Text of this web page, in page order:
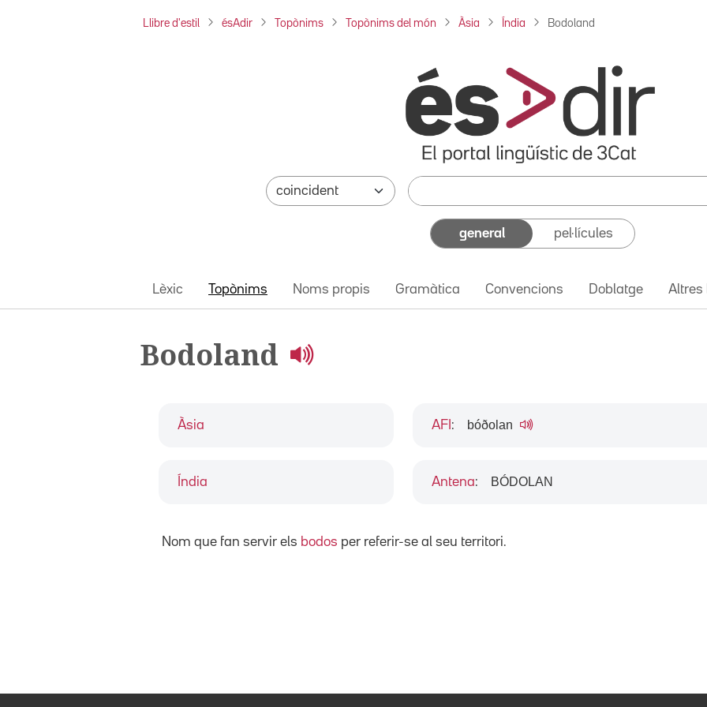
Llibre d'estil ésAdir Topònims Topònims del món Àsia Índia Bodoland
general pel·lícules
Lèxic Topònims Noms propis Gramàtica Convencions Doblatge Altres
Bodoland
Àsia
Índia
AFI : bóðolan
Antena: BÓDOLAN
Nom que fan servir els bodos per referir-se al seu territori.